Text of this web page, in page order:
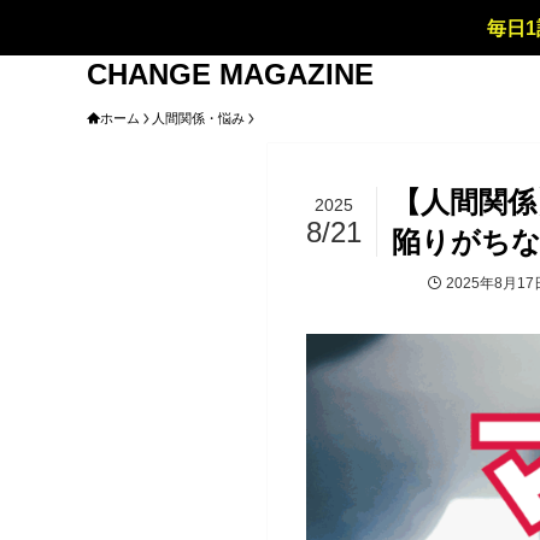
毎日
CHANGE MAGAZINE
ホーム 人間関係・悩み
【人間関
陥りがち
2025
8/21
2025年8月17